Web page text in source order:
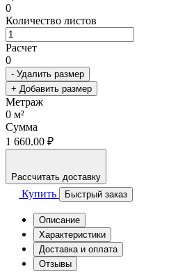
0
Количество листов
Расчет
0
- Удалить размер
+ Добавить размер
Метраж
0 м²
Сумма
1 660.00 ₽
Рассчитать доставку
Купить Быстрый заказ
Описание
Характеристики
Доставка и оплата
Отзывы